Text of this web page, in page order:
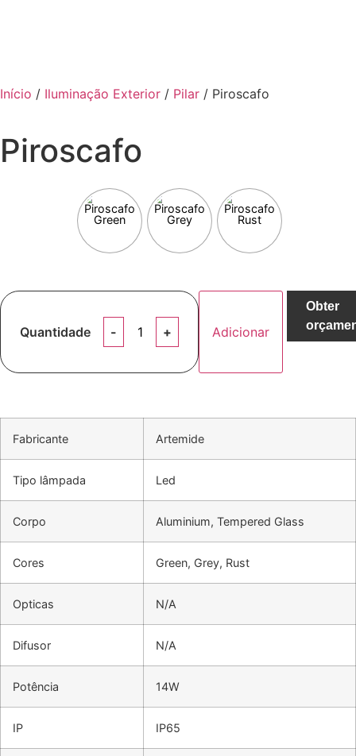
Início / Iluminação Exterior / Pilar / Piroscafo
Piroscafo
Quantidade Adicionar
Obter
Fabricante Artemide
Tipo lâmpada Led
Corpo Aluminium, Tempered Glass
Cores Green, Grey, Rust
Opticas N/A
Difusor N/A
Potência 14W
IP IP65